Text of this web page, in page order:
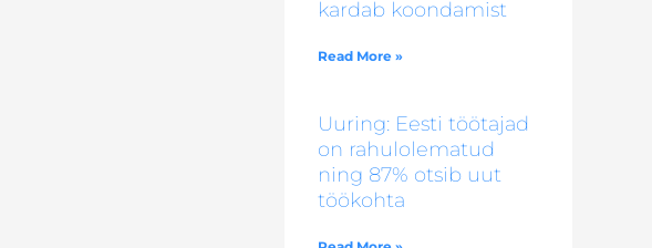
kardab koondamist
Read More »
Uuring: Eesti töötajad
on rahulolematud
ning 87% otsib uut
töökohta